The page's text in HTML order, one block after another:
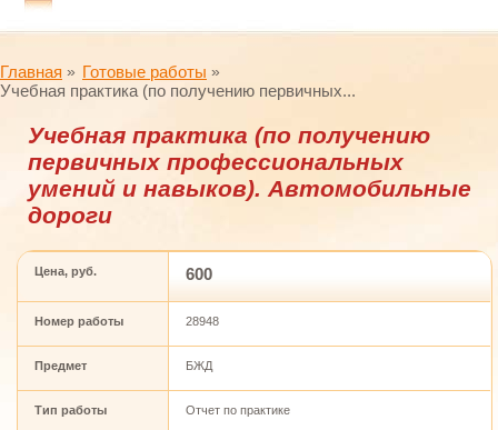
Главная
Готовые работы
Учебная практика (по получению первичных...
Учебная практика (по получению
первичных профессиональных
умений и навыков). Автомобильные
дороги
Цена, руб. 600
Номер работы 28948
Предмет БЖД
Тип работы Отчет по практике